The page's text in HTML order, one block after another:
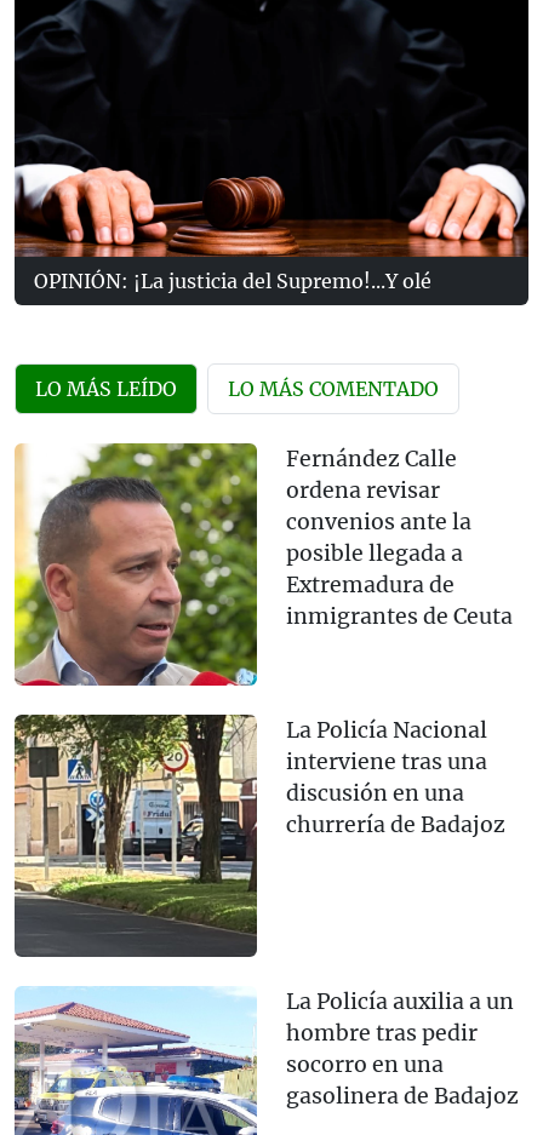
OPINIÓN: ¡La justicia del Supremo!...Y olé
LO MÁS LEÍDO LO MÁS COMENTADO
Fernández Calle
ordena revisar
convenios ante la
posible llegada a
Extremadura de
inmigrantes de Ceuta
La Policía Nacional
interviene tras una
discusión en una
churrería de Badajoz
La Policía auxilia a un
hombre tras pedir
socorro en una
gasolinera de Badajoz